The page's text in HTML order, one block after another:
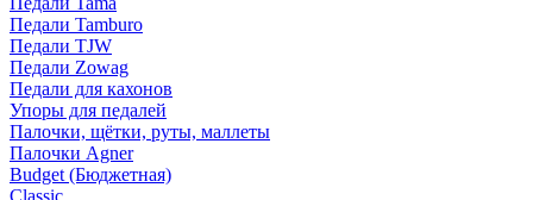
Педали Tamburo
Педали TJW
Педали Zowag
Педали для кахонов
Упоры для педалей
Палочки, щётки, руты, маллеты
Палочки Agner
Budget (Бюджетная)
Classic